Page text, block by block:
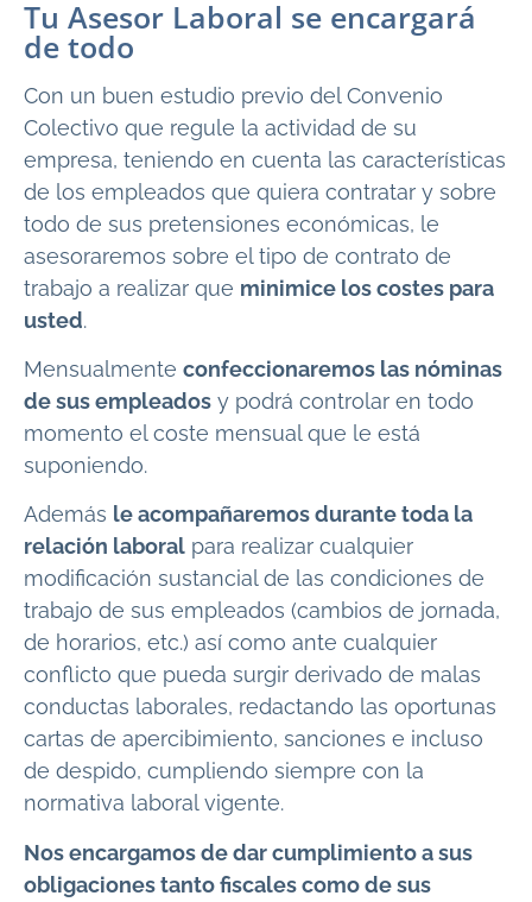
Tu Asesor Laboral se encargará
de todo
Con un buen estudio previo del Convenio
Colectivo que regule la actividad de su
empresa, teniendo en cuenta las características
de los empleados que quiera contratar y sobre
todo de sus pretensiones económicas, le
asesoraremos sobre el tipo de contrato de
trabajo a realizar que minimice los costes para
usted.
Mensualmente confeccionaremos las nóminas
de sus empleados y podrá controlar en todo
momento el coste mensual que le está
suponiendo.
Además le acompañaremos durante toda la
relación laboral para realizar cualquier
modificación sustancial de las condiciones de
trabajo de sus empleados (cambios de jornada,
de horarios, etc.) así como ante cualquier
conflicto que pueda surgir derivado de malas
conductas laborales, redactando las oportunas
cartas de apercibimiento, sanciones e incluso
de despido, cumpliendo siempre con la
normativa laboral vigente.
Nos encargamos de dar cumplimiento a sus
obligaciones tanto fiscales como de sus